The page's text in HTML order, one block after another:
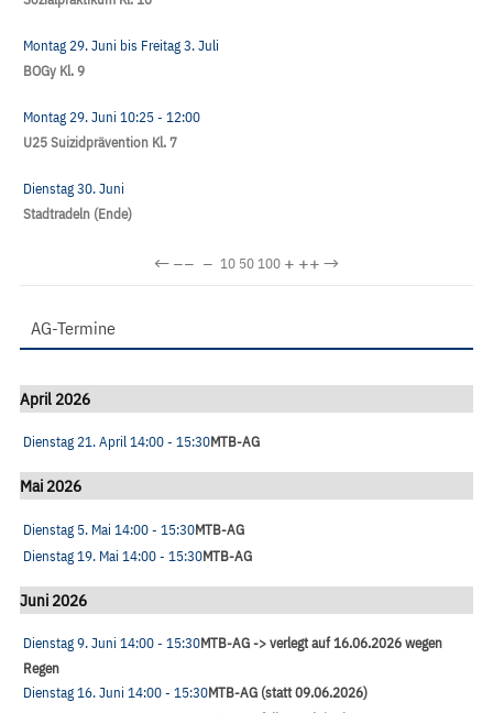
Montag 29. Juni bis Freitag 3. Juli
BOGy Kl. 9
Montag 29. Juni 10:25- 12:00
U25 Suizidprävention Kl. 7
Dienstag 30. Juni
Stadtradeln (Ende)
←−− − 10 50100 + ++→
AG-Termine
April 2026
Dienstag 21. April14:00- 15:30MTB-AG
Mai 2026
Dienstag 5. Mai 14:00- 15:30MTB-AG
Dienstag 19. Mai 14:00- 15:30MTB-AG
Juni 2026
Dienstag 9. Juni 14:00- 15:30MTB-AG -> verlegt auf 16.06.2026 wegen
Regen
Dienstag 16. Juni 14:00- 15:30MTB-AG (statt 09.06.2026)